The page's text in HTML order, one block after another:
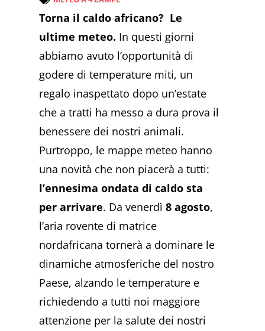
Torna il caldo africano? Le
ultime meteo. In questi giorni
abbiamo avuto l’opportunità di
godere di temperature miti, un
regalo inaspettato dopo un’estate
che a tratti ha messo a dura prova il
benessere dei nostri animali.
Purtroppo, le mappe meteo hanno
una novità che non piacerà a tutti:
l’ennesima ondata di caldo sta
per arrivare. Da venerdì8 agosto,
l’aria rovente di matrice
nordafricana tornerà a dominare le
dinamiche atmosferiche del nostro
Paese, alzando le temperature e
richiedendo a tutti noi maggiore
attenzione per la salute dei nostri